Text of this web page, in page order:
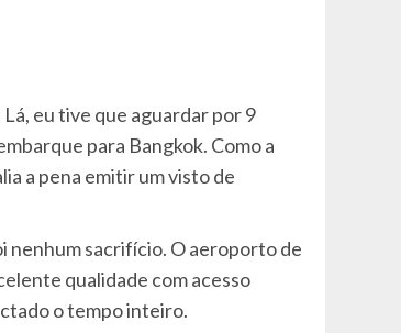
eu tive que aguardar por 9
para Bangkok. Como a
a pena emitir um visto de
nenhum sacrifício. O aeroporto de
qualidade com acesso
o tempo inteiro.